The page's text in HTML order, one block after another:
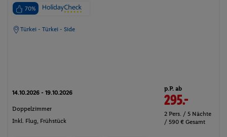
70%
Türkei - Türkei - Side
14.10.2026 - 19.10.2026
Doppelzimmer
Inkl. Flug, Frühstück
p.P. ab
295.-
2 Pers. / 5 Nächte
/ 590 € Gesamt